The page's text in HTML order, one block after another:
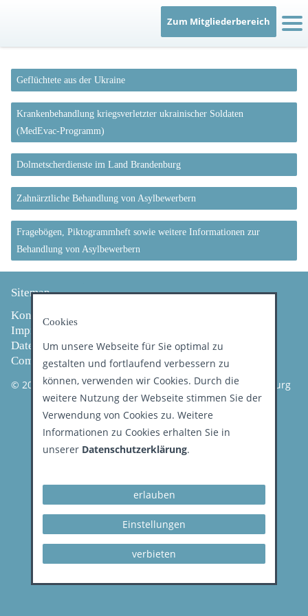
Asylsuchende/Ukrainische Geflüchtete
KZVLB-Handbuch und Gutachterwesen
Berufsausübung
Qualität
Service
Bereitschaftsdienst
Patientenberatung
Zum Mitgliederbereich
Geflüchtete aus der Ukraine
Krankenbehandlung kriegsverletzter ukrainischer Soldaten
(MedEvac-Programm)
Dolmetscherdienste im Land Brandenburg
Zahnärztliche Behandlung von Asylbewerbern
Fragebögen, Piktogrammheft sowie weitere Informationen zur
Behandlung von Asylbewerbern
Sitemap
Kontakt
Impressum
Datenschutz
Compliance
© 2026 Kassenzahnärztliche Vereinigung Land Brandenburg
Cookies
Um unsere Webseite für Sie optimal zu
gestalten und fortlaufend verbessern zu
können, verwenden wir Cookies. Durch die
weitere Nutzung der Webseite stimmen Sie der
Verwendung von Cookies zu. Weitere
Informationen zu Cookies erhalten Sie in
unserer Datenschutzerklärung.
erlauben
Einstellungen
verbieten